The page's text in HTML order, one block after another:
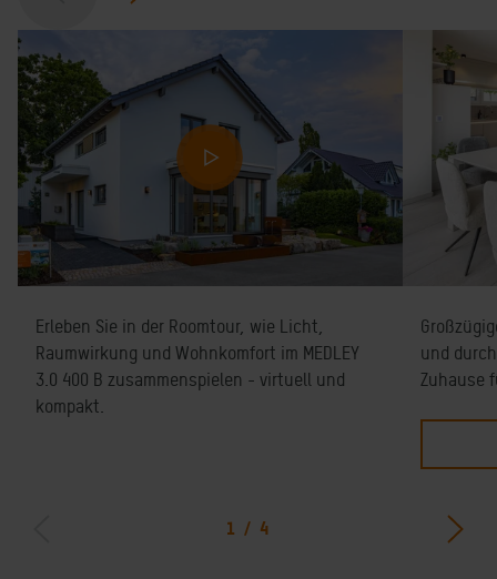
Erleben Sie in der Roomtour, wie Licht,
Raumwirkung und Wohnkomfort im MEDLEY
3.0 400 B zusammenspielen - virtuell und
kompakt.
und
Zuhause
1 / 4